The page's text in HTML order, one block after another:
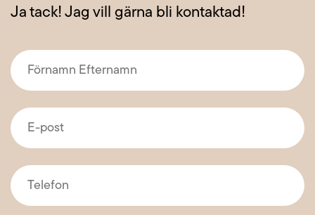
Ja tack! Jag vill gärna bli kontaktad!
Förnamn
Efternamn*
E-
post*
Telefon